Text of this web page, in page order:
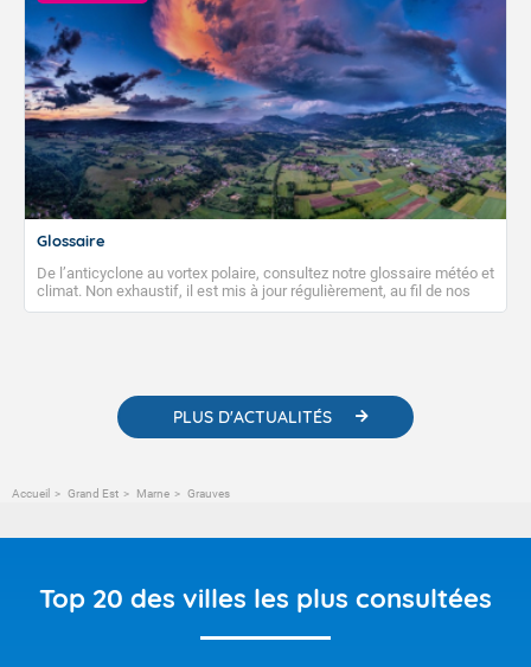
Glossaire
De l’anticyclone au vortex polaire, consultez notre glossaire météo et
climat. Non exhaustif, il est mis à jour régulièrement, au fil de nos
publications. Vous y trouverez également des liens utiles vers nos
PLUS D'ACTUALITÉS
Accueil Grand Est Marne Grauves
Top 20 des villes les plus consultées